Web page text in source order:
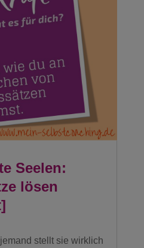
Seelen:
lösen
stellt sie wirklich